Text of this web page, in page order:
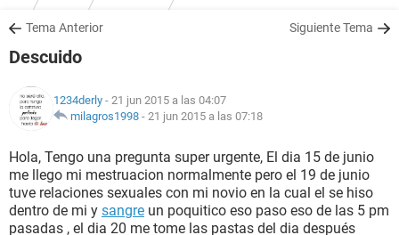
SALUD
NUTRICIÓN
BIENESTAR
SEXUALIDAD
Tema Anterior Siguiente Tema
Descuido
1234derly - 21 jun 2015 a las 04:07
milagros1998 - 21 jun 2015 a las 07:18
Hola, Tengo una pregunta super urgente, El dia 15 de junio
me llego mi mestruacion normalmente pero el 19 de junio
tuve relaciones sexuales con mi novio en la cual el se hiso
dentro de mi y sangre un poquitico eso paso eso de las 5 pm
pasadas , el dia 20 me tome las pastas del dia después